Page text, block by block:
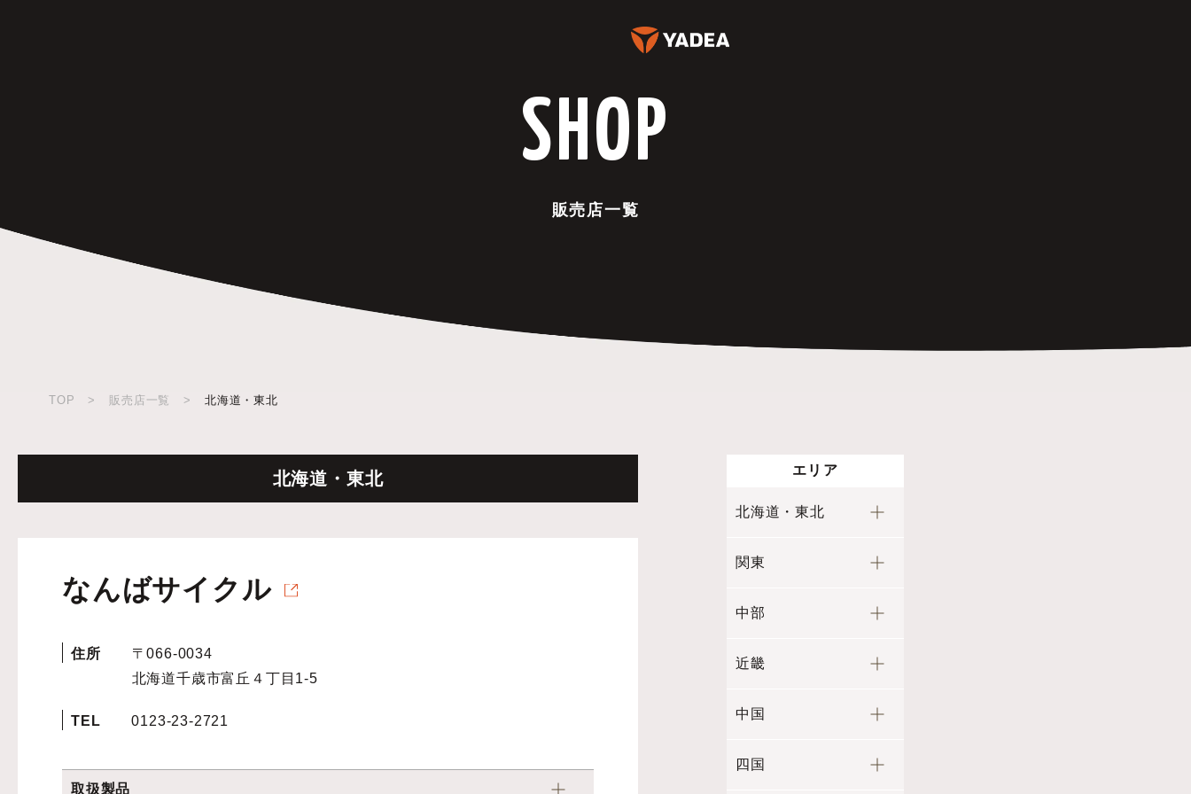
SHOP
販売店一覧
TOP > 販売店一覧 > 北海道・東北
エリア
北海道・東北
関東
中部
近畿
中国
四国
北海道・東北
なんばサイクル
住所
〒066-0034
北海道千歳市富丘４丁目1-5
TEL 0123-23-2721
取扱製品